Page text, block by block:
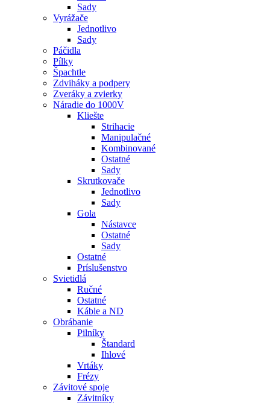
Sady
Vyrážače
Jednotlivo
Sady
Páčidla
Pílky
Špachtle
Zdviháky a podpery
Zveráky a zvierky
Náradie do 1000V
Kliešte
Strihacie
Manipulačné
Kombinované
Ostatné
Sady
Skrutkovače
Jednotlivo
Sady
Gola
Nástavce
Ostatné
Sady
Ostatné
Príslušenstvo
Svietidlá
Ručné
Ostatné
Káble a ND
Obrábanie
Pilníky
Štandard
Ihlové
Vrtáky
Frézy
Závitové spoje
Závitníky